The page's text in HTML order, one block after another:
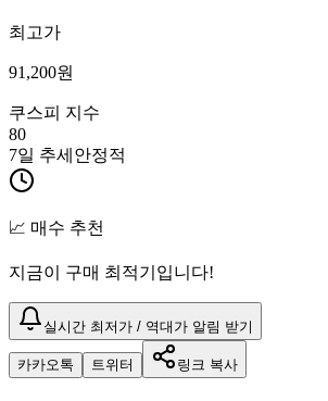
최고가
91,200원
쿠스피 지수
80
7일 추세 안정적
📈 매수 추천
지금이 구매 최적기입니다!
실시간 최저가 / 역대가 알림 받기
카카오톡 트위터 링크 복사